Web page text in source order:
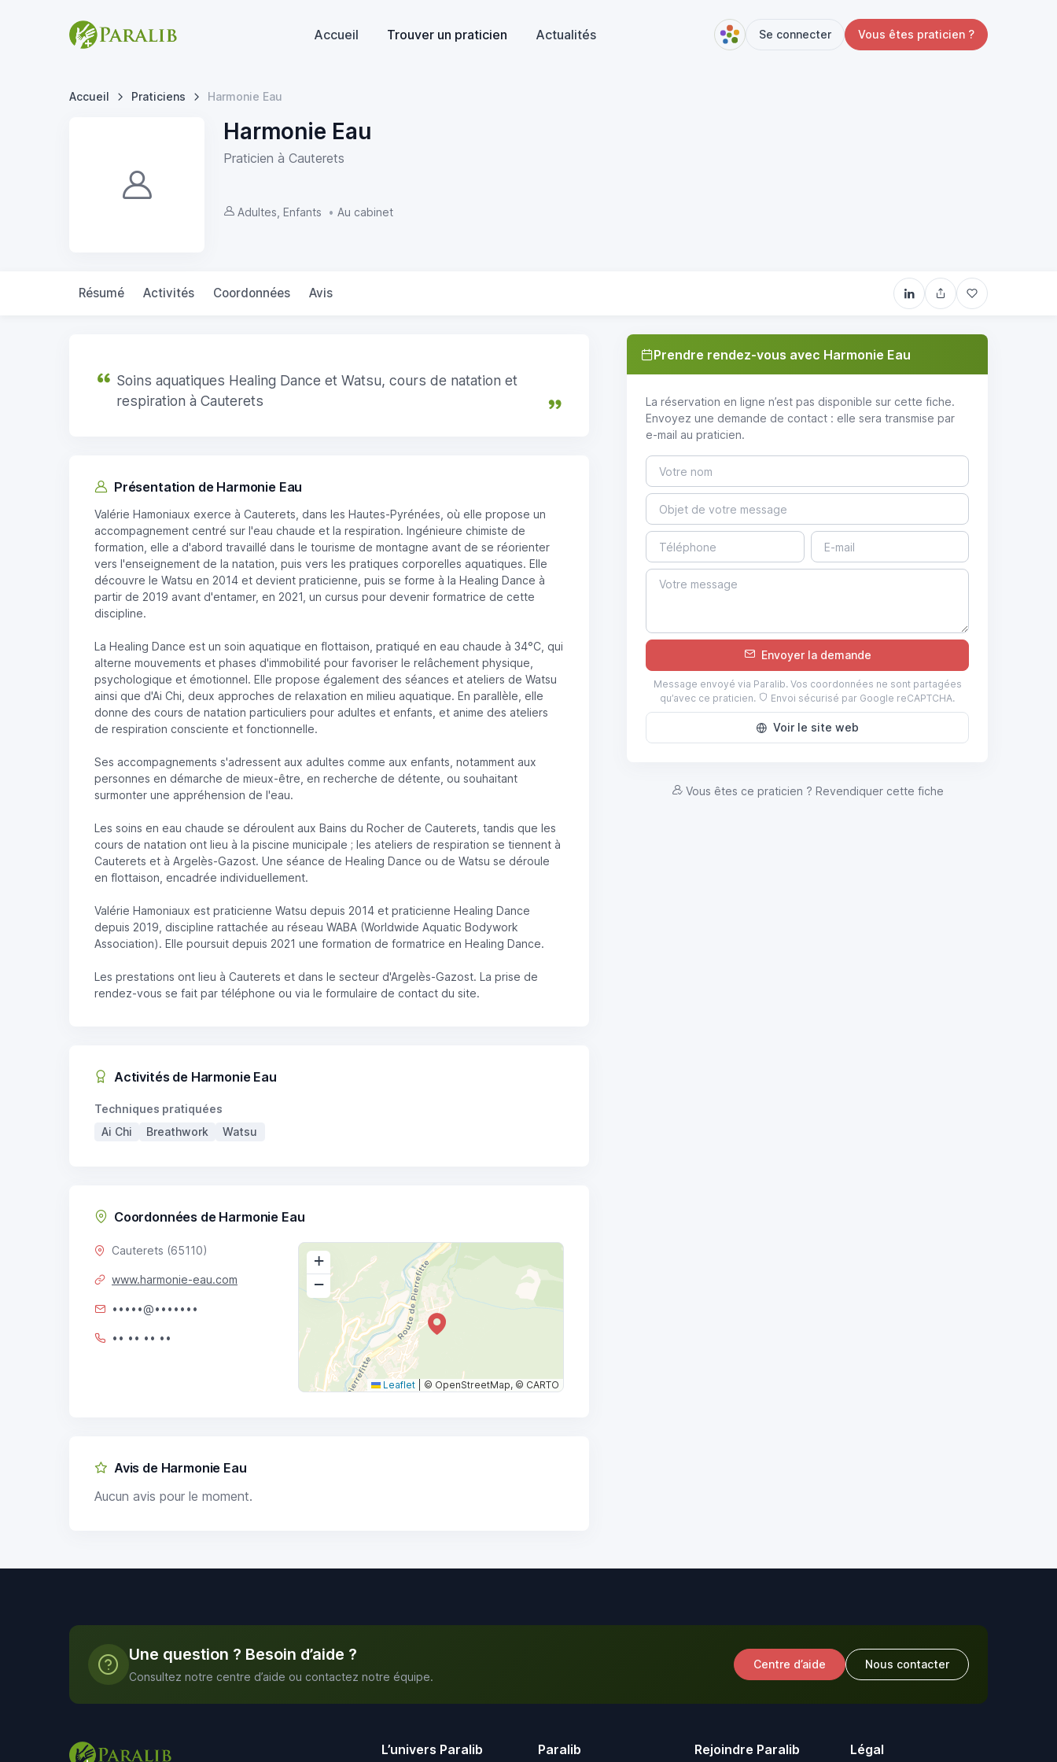
Accueil Trouver un praticien Actualités Se connecter Vous êtes praticien ?
Accueil Praticiens Harmonie Eau
Harmonie Eau
Praticien à Cauterets
Adultes, Enfants • Au cabinet
Résumé Activités Coordonnées Avis
Soins aquatiques Healing Dance et Watsu, cours de natation et
respiration à Cauterets
Présentation de Harmonie Eau
Valérie Hamoniaux exerce à Cauterets, dans les Hautes-Pyrénées, où elle propose un
accompagnement centré sur l'eau chaude et la respiration. Ingénieure chimiste de
formation, elle a d'abord travaillé dans le tourisme de montagne avant de se réorienter
vers l'enseignement de la natation, puis vers les pratiques corporelles aquatiques. Elle
découvre le Watsu en 2014 et devient praticienne, puis se forme à la Healing Dance à
partir de 2019 avant d'entamer, en 2021, un cursus pour devenir formatrice de cette
discipline.
La Healing Dance est un soin aquatique en flottaison, pratiqué en eau chaude à 34°C, qui
alterne mouvements et phases d'immobilité pour favoriser le relâchement physique,
psychologique et émotionnel. Elle propose également des séances et ateliers de Watsu
ainsi que d'Ai Chi, deux approches de relaxation en milieu aquatique. En parallèle, elle
donne des cours de natation particuliers pour adultes et enfants, et anime des ateliers
de respiration consciente et fonctionnelle.
Ses accompagnements s'adressent aux adultes comme aux enfants, notamment aux
personnes en démarche de mieux-être, en recherche de détente, ou souhaitant
surmonter une appréhension de l'eau.
Les soins en eau chaude se déroulent aux Bains du Rocher de Cauterets, tandis que les
cours de natation ont lieu à la piscine municipale ; les ateliers de respiration se tiennent à
Cauterets et à Argelès-Gazost. Une séance de Healing Dance ou de Watsu se déroule
en flottaison, encadrée individuellement.
Valérie Hamoniaux est praticienne Watsu depuis 2014 et praticienne Healing Dance
depuis 2019, discipline rattachée au réseau WABA (Worldwide Aquatic Bodywork
Association). Elle poursuit depuis 2021 une formation de formatrice en Healing Dance.
Les prestations ont lieu à Cauterets et dans le secteur d'Argelès-Gazost. La prise de
rendez-vous se fait par téléphone ou via le formulaire de contact du site.
Activités de Harmonie Eau
Techniques pratiquées
Ai Chi
Breathwork Watsu
Coordonnées de Harmonie Eau
Cauterets (65110)
www.harmonie-eau.com
•••••@•••••••
•• •• •• ••
+
−
Leaflet © OpenStreetMap, © CARTO
Avis de Harmonie Eau
Aucun avis pour le moment.
Prendre rendez-vous avec Harmonie Eau
La réservation en ligne n’est pas disponible sur cette fiche.
Envoyez une demande de contact : elle sera transmise par
e-mail au praticien.
Envoyer la demande
Message envoyé via Paralib. Vos coordonnées ne sont partagées
qu’avec ce praticien.
Envoi sécurisé par Google reCAPTCHA.
Voir le site web
Vous êtes ce praticien ? Revendiquer cette fiche
Une question ? Besoin d’aide ?
Consultez notre centre d’aide ou contactez notre équipe.
Centre d’aide Nous contacter
L’univers Paralib Paralib Rejoindre Paralib Légal